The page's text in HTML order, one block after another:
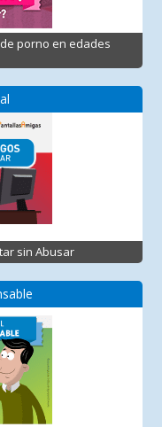
porno en edades
sin Abusar